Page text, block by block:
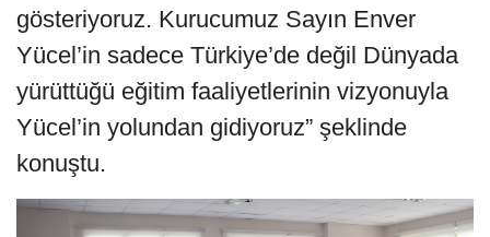
gösteriyoruz. Kurucumuz Sayın Enver
Yücel’in sadece Türkiye’de değil Dünyada
yürüttüğü eğitim faaliyetlerinin vizyonuyla
Yücel’in yolundan gidiyoruz” şeklinde
konuştu.